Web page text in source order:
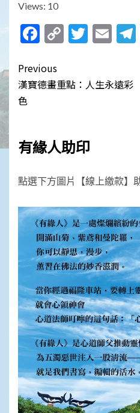
Views: 10
Facebook
Copy
Post
navigation
Previous
漢寶德畫重點：人生永遠彩
色
有緣人助印
點選下方圖片【線上繳款】